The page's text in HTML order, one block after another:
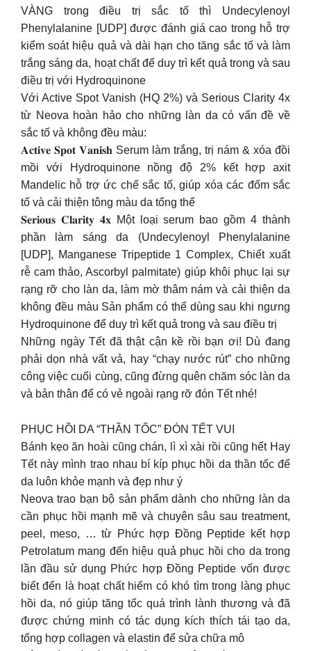
VÀNG trong điều trị sắc tố thì Undecylenoyl
Phenylalanine [UDP] được đánh giá cao trong hỗ trợ
kiểm soát hiệu quả và dài hạn cho tăng sắc tố và làm
trắng sáng da, hoạt chất để duy trì kết quả trong và sau
điều trị với Hydroquinone
Với Active Spot Vanish (HQ 2%) và Serious Clarity 4x
từ Neova hoàn hảo cho những làn da có vấn đề về
sắc tố và không đều màu:
𝐀𝐜𝐭𝐢𝐯𝐞 𝐒𝐩𝐨𝐭 𝐕𝐚𝐧𝐢𝐬𝐡 Serum làm trắng, trị nám & xóa đồi
mồi với Hydroquinone nồng độ 2% kết hợp axit
Mandelic hỗ trợ ức chế sắc tố, giúp xóa các đốm sắc
tố và cải thiện tông màu da tổng thể
𝐒𝐞𝐫𝐢𝐨𝐮𝐬 𝐂𝐥𝐚𝐫𝐢𝐭𝐲 𝟒𝐱 Một loại serum bao gồm 4 thành
phần làm sáng da (Undecylenoyl Phenylalanine
[UDP], Manganese Tripeptide 1 Complex, Chiết xuất
rễ cam thảo, Ascorbyl palmitate) giúp khôi phục lại sự
rạng rỡ cho làn da, làm mờ thâm nám và cải thiện da
không đều màu Sản phẩm có thể dùng sau khi ngưng
Hydroquinone để duy trì kết quả trong và sau điều trị
Những ngày Tết đã thật cận kề rồi bạn ơi! Dù đang
phải dọn nhà vất vả, hay “chạy nước rút” cho những
công việc cuối cùng, cũng đừng quên chăm sóc làn da
và bản thân để có vẻ ngoài rạng rỡ đón Tết nhé!
PHỤC HỒI DA “THẦN TỐC” ĐÓN TẾT VUI
Bánh kẹo ăn hoài cũng chán, lì xì xài rồi cũng hết Hay
Tết này mình trao nhau bí kíp phục hồi da thần tốc để
da luôn khỏe mạnh và đẹp như ý
Neova trao bạn bộ sản phẩm dành cho những làn da
cần phục hồi mạnh mẽ và chuyên sâu sau treatment,
peel, meso, … từ Phức hợp Đồng Peptide kết hợp
Petrolatum mang đến hiệu quả phục hồi cho da trong
lần đầu sử dụng Phức hợp Đồng Peptide vốn được
biết đến là hoạt chất hiếm có khó tìm trong làng phục
hồi da, nó giúp tăng tốc quá trình lành thương và đã
được chứng minh có tác dụng kích thích tái tạo da,
tổng hợp collagen và elastin để sửa chữa mô